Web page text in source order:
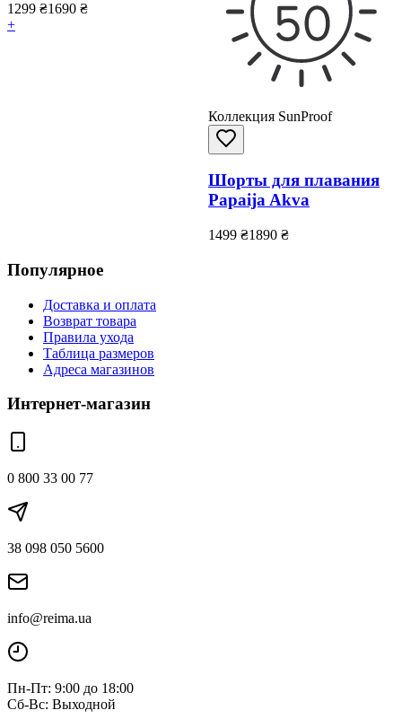
1299 ₴1690 ₴
+
Коллекция SunProof
Шорты для плавания
Papaija Akva
1499 ₴1890 ₴
Популярное
Доставка и оплата
Возврат товара
Правила ухода
Таблица размеров
Адреса магазинов
Интернет-магазин
0 800 33 00 77
38 098 050 5600
info@reima.ua
Пн-Пт: 9:00 до 18:00
Сб-Вс: Выходной